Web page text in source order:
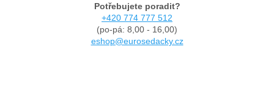
Potřebujete poradit?
+420 774 777 512
(po-pá: 8,00 - 16,00)
eshop@eurosedacky.cz